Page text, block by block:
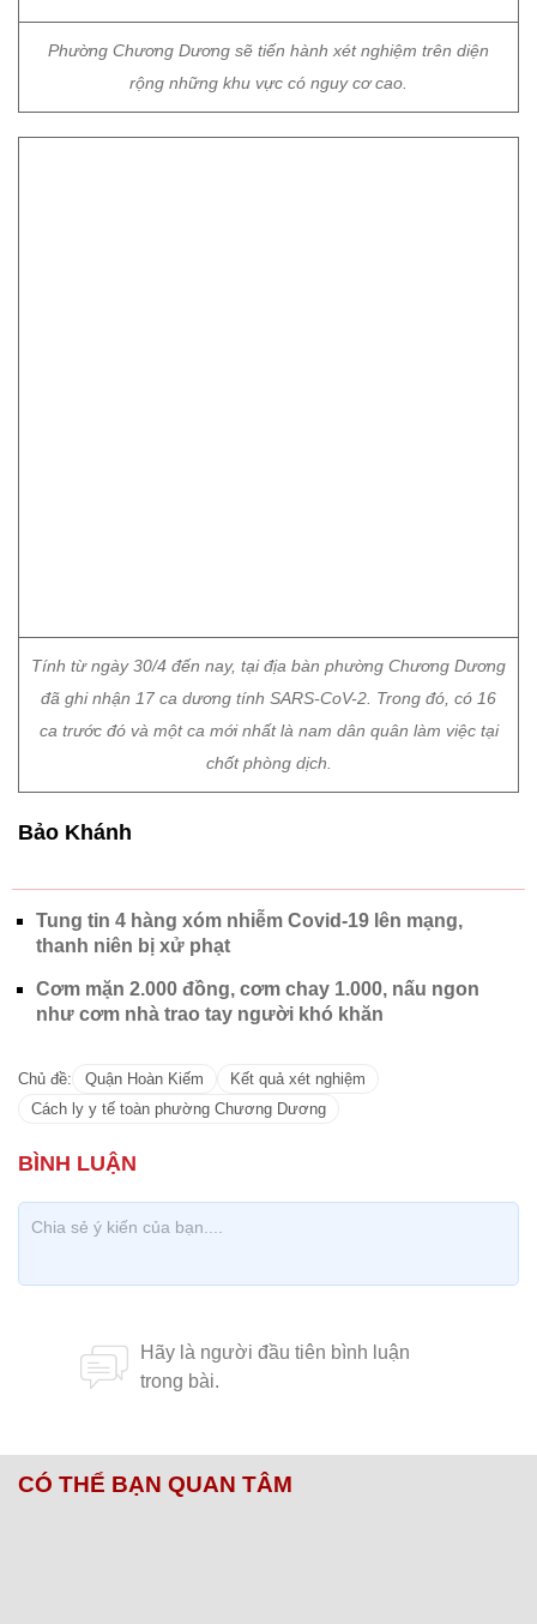
Phường Chương Dương sẽ tiến hành xét nghiệm trên diện
rộng những khu vực có nguy cơ cao.
Tính từ ngày 30/4 đến nay, tại địa bàn phường Chương Dương
đã ghi nhận 17 ca dương tính SARS-CoV-2. Trong đó, có 16
ca trước đó và một ca mới nhất là nam dân quân làm việc tại
chốt phòng dịch.
Bảo Khánh
Tung tin 4 hàng xóm nhiễm Covid-19 lên mạng,
thanh niên bị xử phạt
Cơm mặn 2.000 đồng, cơm chay 1.000, nấu ngon
như cơm nhà trao tay người khó khăn
Chủ đề: Quận Hoàn Kiếm
Kết quả xét nghiệm
Cách ly y tế toàn phường Chương Dương
CÓ THỂ BẠN QUAN TÂM